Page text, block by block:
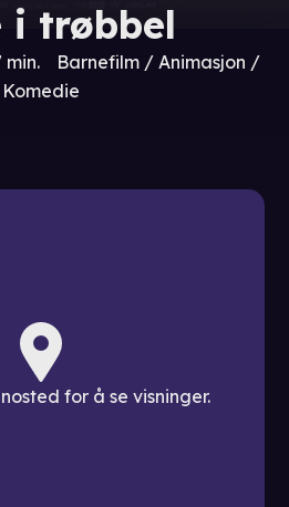
i trøbbel
min.
Barnefilm / Animasjon /
Komedie
for å se visninger.